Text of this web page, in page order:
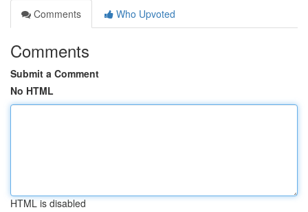
Comments
Who Upvoted
Comments
Submit a Comment
No HTML
HTML is disabled